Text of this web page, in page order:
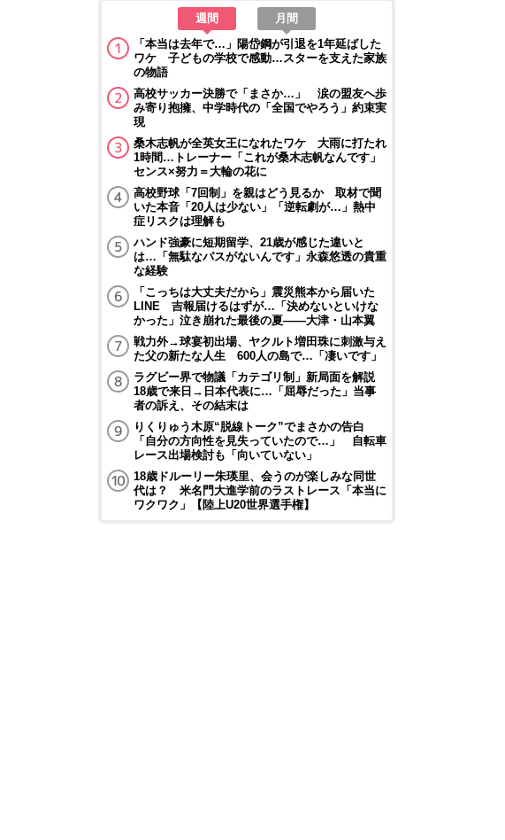
週間
月間
「本当は去年で…」陽岱鋼が引退を1年延ばした
ワケ 子どもの学校で感動…スターを支えた家族
の物語
高校サッカー決勝で「まさか…」 涙の盟友へ歩
み寄り抱擁、中学時代の「全国でやろう」約束実
現
桑木志帆が全英女王になれたワケ 大雨に打たれ
1時間…トレーナー「これが桑木志帆なんです」
センス×努力＝大輪の花に
高校野球「7回制」を親はどう見るか 取材で聞
いた本音「20人は少ない」「逆転劇が…」熱中
症リスクは理解も
ハンド強豪に短期留学、21歳が感じた違いと
は…「無駄なパスがないんです」永森悠透の貴重
な経験
「こっちは大丈夫だから」震災熊本から届いた
LINE 吉報届けるはずが…「決めないといけな
かった」泣き崩れた最後の夏――大津・山本翼
戦力外→球宴初出場、ヤクルト増田珠に刺激与え
た父の新たな人生 600人の島で…「凄いです」
ラグビー界で物議「カテゴリ制」新局面を解説
18歳で来日→日本代表に…「屈辱だった」当事
者の訴え、その結末は
りくりゅう木原“脱線トーク”でまさかの告白
「自分の方向性を見失っていたので…」 自転車
レース出場検討も「向いていない」
18歳ドルーリー朱瑛里、会うのが楽しみな同世
代は？ 米名門大進学前のラストレース「本当に
ワクワク」【陸上U20世界選手権】